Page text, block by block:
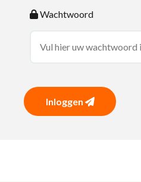
Wachtwoord
Inloggen